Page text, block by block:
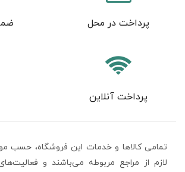
پرداخت در محل
پرداخت آنلاین
تمامی كالاها و خدمات اين فروشگاه، حسب
لازم از مراجع مربوطه می‌باشند و